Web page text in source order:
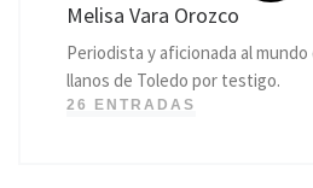
Melisa Vara Orozco
Periodista y aficionada al
llanos de Toledo por testigo.
26 ENTRADAS